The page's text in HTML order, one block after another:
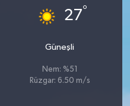
27°
Güneşli
Nem: %51
Rüzgar: 6.50 m/s